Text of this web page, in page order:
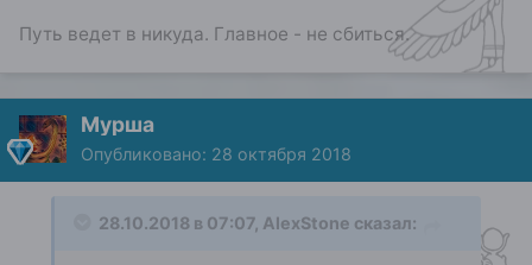
Путь ведет в никуда. Главное - не сбиться.
Мурша
Опубликовано: 28 октября 2018
28.10.2018 в 07:07, AlexStone сказал: